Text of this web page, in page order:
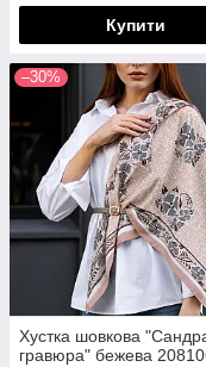
Купити
–30%
Хустка шовкова
гравюра" бежева